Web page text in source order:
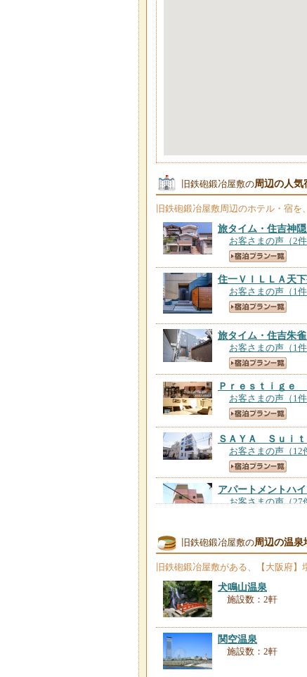
旧鉄砲鍛冶屋敷の周辺の人気
旧鉄砲鍛冶屋敷周辺のホテル・宿を
旅タイム・住吉神
お客さまの声（2件
住一ＶＩＬＬＡ天
お客さまの声（1件
旅タイム・住吉朱
お客さまの声（1件
Ｐｒｅｓｔｉｇ
お客さまの声（1件
ＳＡＹＡ Ｓｕｉｔ
お客さまの声（12
アパートメントハ
お客さまの声（27
コンドミニオ百舌
お客さまの声（19
お客さまの声（12
旧鉄砲鍛冶屋敷の周辺の温泉
旧鉄砲鍛冶屋敷がある、【大阪府】
犬鳴山温泉
施設数：2軒
関空温泉
施設数：2軒